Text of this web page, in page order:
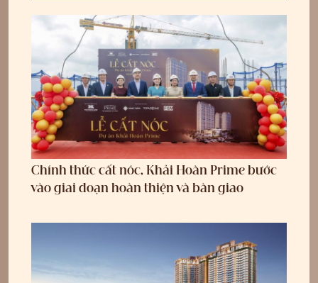
Chính thức cất nóc, Khải Hoàn Prime bước
vào giai đoạn hoàn thiện và bàn giao